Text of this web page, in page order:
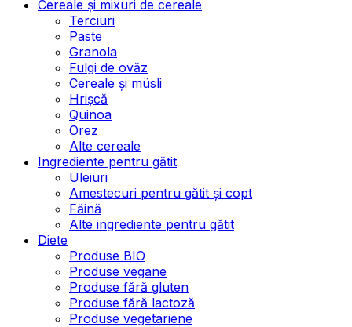
Cereale și mixuri de cereale
Terciuri
Paste
Granola
Fulgi de ovăz
Cereale și müsli
Hrișcă
Quinoa
Orez
Alte cereale
Ingrediente pentru gătit
Uleiuri
Amestecuri pentru gătit și copt
Făină
Alte ingrediente pentru gătit
Diete
Produse BIO
Produse vegane
Produse fără gluten
Produse fără lactoză
Produse vegetariene